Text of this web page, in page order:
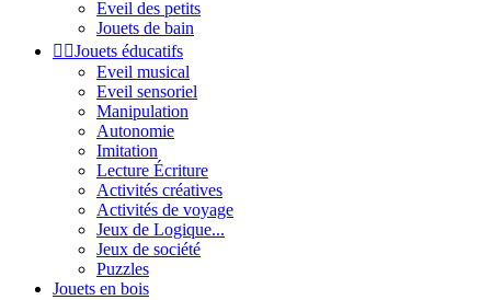
Eveil des petits
Jouets de bain
 Jouets éducatifs
Eveil musical
Eveil sensoriel
Manipulation
Autonomie
Imitation
Lecture Écriture
Activités créatives
Activités de voyage
Jeux de Logique...
Jeux de société
Puzzles
Jouets en bois